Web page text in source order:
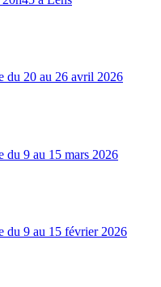
du 20 au 26 avril 2026
du 9 au 15 mars 2026
du 9 au 15 février 2026